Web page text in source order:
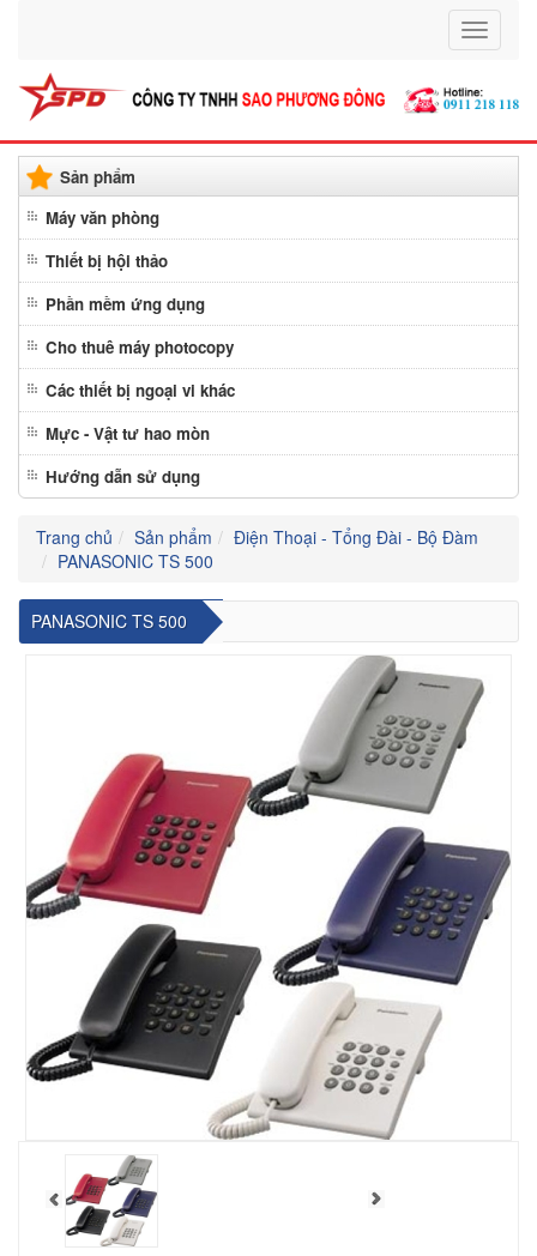
Toggle
Sản phẩm
Máy văn phòng
Thiết bị hội thảo
Phần mềm ứng dụng
Cho thuê máy photocopy
Các thiết bị ngoại vi khác
Mực - Vật tư hao mòn
Hướng dẫn sử dụng
Trang chủ Sản phẩm
Điện Thoại - Tổng Đài - Bộ Đàm
PANASONIC TS 500
PANASONIC TS 500